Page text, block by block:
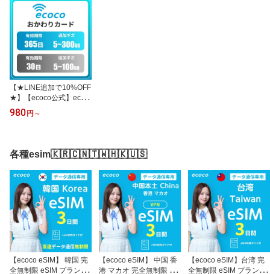
【★LINE追加で10%OFF
★】【ecoco公式】ecoc
o プリペイドおかわりギ
ガ
980 円 ～
各種esim🇰🇷🇨🇳🇹🇼🇭🇰🇺🇸
【ecoco eSIM】 韓国 完
全無制限 eSIM プラン 高
【ecoco eSIM】 中国 香
港 マカオ 完全無制限 eSI
【ecoco eSIM】台湾 完
全無制限 eSIM プラン 高